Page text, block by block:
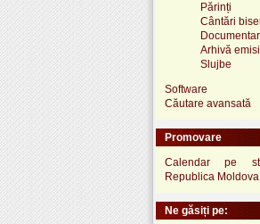
Părinți
Cântări
Arhivă
Slujbe
Software
Căutare avansată
Promovare
Calendar pe
Republica Moldova
Ne găsiți pe: